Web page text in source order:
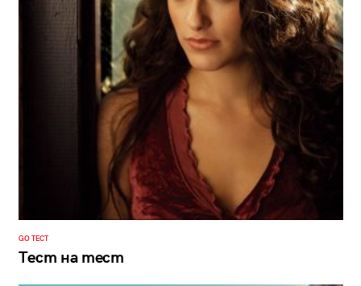
GO ТЕСТ
Тест на тест